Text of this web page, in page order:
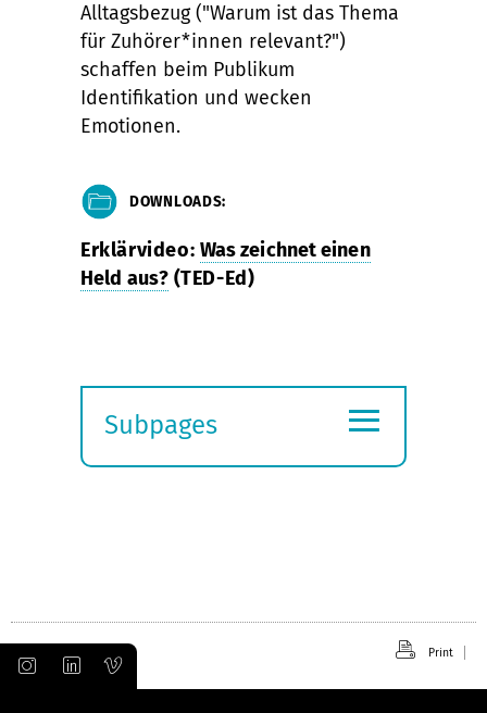
Alltagsbezug ("Warum ist das Thema
für Zuhörer*innen relevant?")
schaffen beim Publikum
Identifikation und wecken
Emotionen.
DOWNLOADS:
Erklärvideo: Was zeichnet einen
Held aus?(TED-Ed)
Subpages
≡
Print